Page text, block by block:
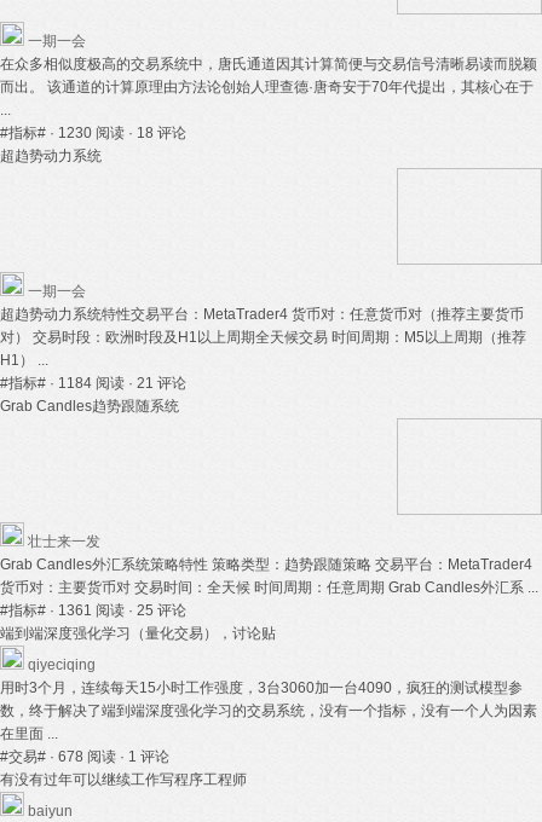
一期一会
在众多相似度极高的交易系统中，唐氏通道因其计算简便与交易信号清晰易读而脱颖
而出。 该通道的计算原理由方法论创始人理查德·唐奇安于70年代提出，其核心在于
...
#指标# · 1230 阅读 · 18 评论
超趋势动力系统
一期一会
超趋势动力系统特性交易平台：MetaTrader4 货币对：任意货币对（推荐主要货币
对） 交易时段：欧洲时段及H1以上周期全天候交易 时间周期：M5以上周期（推荐
H1） ...
#指标# · 1184 阅读 · 21 评论
Grab Candles趋势跟随系统
壮士来一发
Grab Candles外汇系统策略特性 策略类型：趋势跟随策略 交易平台：MetaTrader4
货币对：主要货币对 交易时间：全天候 时间周期：任意周期 Grab Candles外汇系 ...
#指标# · 1361 阅读 · 25 评论
端到端深度强化学习（量化交易），讨论贴
qiyeciqing
用时3个月，连续每天15小时工作强度，3台3060加一台4090，疯狂的测试模型参
数，终于解决了端到端深度强化学习的交易系统，没有一个指标，没有一个人为因素
在里面 ...
#交易# · 678 阅读 · 1 评论
有没有过年可以继续工作写程序工程师
baiyun